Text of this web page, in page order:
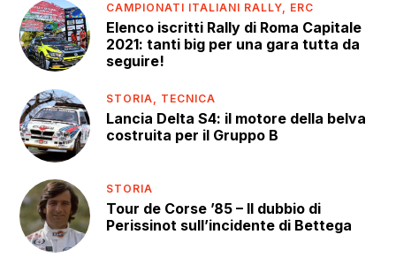
CAMPIONATI ITALIANI RALLY, ERC
Elenco iscritti Rally di Roma Capitale
2021: tanti big per una gara tutta da
seguire!
STORIA, TECNICA
Lancia Delta S4: il motore della belva
costruita per il Gruppo B
STORIA
Tour de Corse ’85 – Il dubbio di
Perissinot sull’incidente di Bettega